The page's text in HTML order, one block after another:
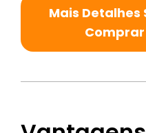
Mais Detalhes
Comprar